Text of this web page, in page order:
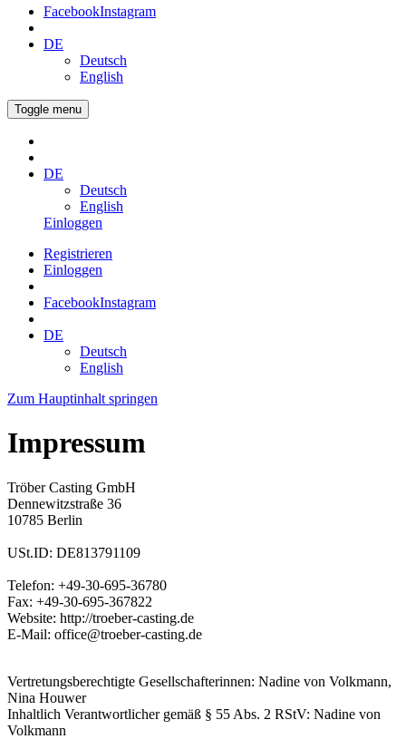
FacebookInstagram
DE
Deutsch
English
Toggle menu
DE
Deutsch
English
Einloggen
Registrieren
Einloggen
FacebookInstagram
DE
Deutsch
English
Zum Hauptinhalt springen
Impressum
Tröber Casting GmbH
Dennewitzstraße 36
10785 Berlin
USt.ID: DE813791109
Telefon: +49-30-695-36780
Fax: +49-30-695-367822
Website: http://troeber-casting.de
E-Mail: office@troeber-casting.de
Vertretungsberechtigte Gesellschafterinnen: Nadine von Volkmann,
Nina Houwer
Inhaltlich Verantwortlicher gemäß § 55 Abs. 2 RStV: Nadine von
Volkmann